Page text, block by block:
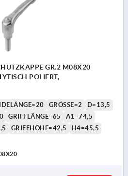
GR.2 M08X20
POLIERT,
GRÖSSE=2
D=13,5
GRIFFLÄNGE=65
A1=74,5
GRIFFHÖHE=42,5
H4=45,5